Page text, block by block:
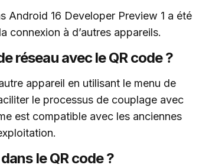
Android 16 Developer Preview 1 a été
connexion à d’autres appareils.
réseau avec le QR code ?
appareil en utilisant le menu de
le processus de couplage avec
est compatible avec les anciennes
le QR code ?